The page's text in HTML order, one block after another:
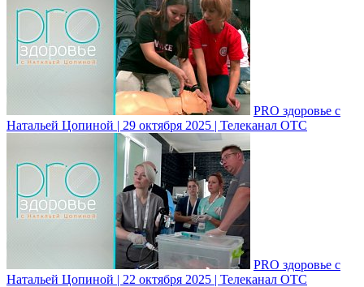
PRO здоровье с
Натальей Цопиной | 29 октября 2025 | Телеканал ОТС
PRO здоровье с
Натальей Цопиной | 22 октября 2025 | Телеканал ОТС